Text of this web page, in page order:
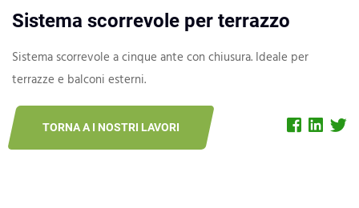
Sistema scorrevole per terrazzo
Sistema scorrevole a cinque ante con chiusura. Ideale per
terrazze e balconi esterni.
TORNA A I NOSTRI LAVORI